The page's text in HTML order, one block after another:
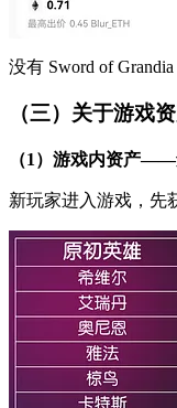
没有 Sword of
（三）关于游戏
（1）游戏内资产
新玩家进入游戏，先